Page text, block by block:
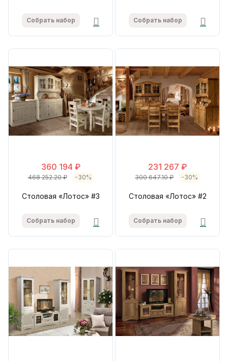
Собрать набор Собрать набор
360 194 ₽
468 252.20 ₽ -30%
Столовая «Лотос» #3
Собрать набор
231 267 ₽
300 647.10 ₽ -30%
Столовая «Лотос» #2
Собрать набор